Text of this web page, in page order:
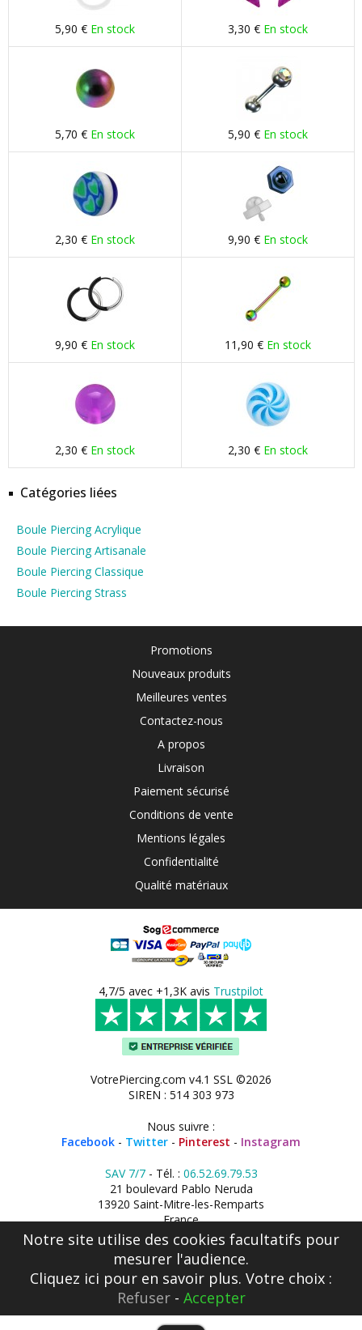
5,90 € En stock 3,30 € En stock
5,70 € En stock 5,90 € En stock
2,30 € En stock 9,90 € En stock
9,90 € En stock 11,90 € En stock
2,30 € En stock 2,30 € En stock
Catégories liées
Boule Piercing Acrylique
Boule Piercing Artisanale
Boule Piercing Classique
Boule Piercing Strass
Promotions
Nouveaux produits
Meilleures ventes
Contactez-nous
A propos
Livraison
Paiement sécurisé
Conditions de vente
Mentions légales
Confidentialité
Qualité matériaux
4,7/5 avec +1,3K avis Trustpilot
VotrePiercing.com v4.1 SSL ©2026
SIREN : 514 303 973
Nous suivre :
Facebook - Twitter - Pinterest - Instagram
SAV 7/7- Tél. : 06.52.69.79.53
21 boulevard Pablo Neruda
13920 Saint-Mitre-les-Remparts
France
Notre site utilise des cookies facultatifs pour
mesurer l'audience.
Cliquez ici pour en savoir plus. Votre choix :
Refuser- Accepter